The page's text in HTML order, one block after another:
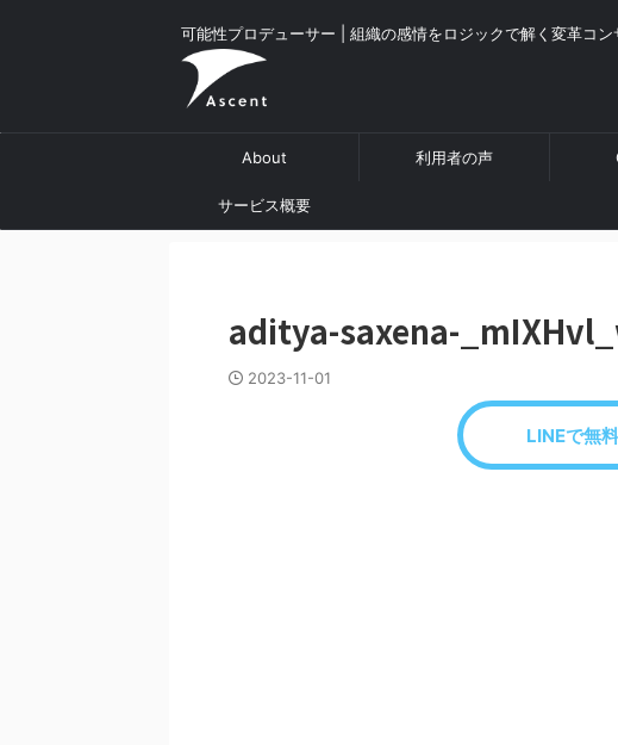
可能性プロデューサー | 組織の感情をロジックで解く変革コン
About 利用者の声
サービス概要
aditya-saxena-
2023-11-01
LINEで無